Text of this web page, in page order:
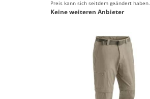
Preis kann sich seitdem geändert haben.
Keine weiteren Anbieter